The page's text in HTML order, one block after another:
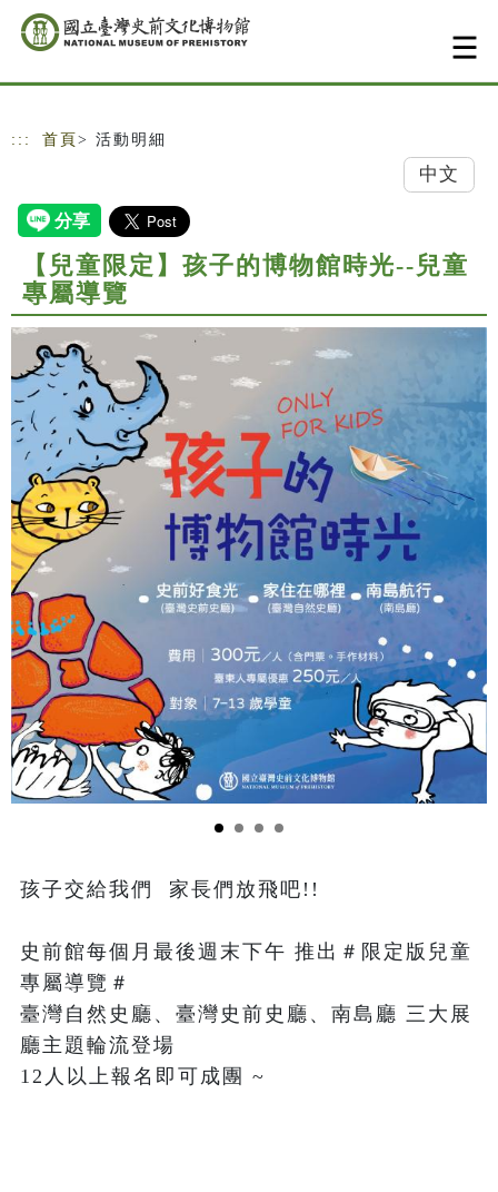
跳到主要內容
網站導覽
::: 首頁 > 活動明細
中文
【兒童限定】孩子的博物館時光--兒童
專屬導覽
孩子交給我們  家長們放飛吧!!
史前館每個月最後週末下午 推出＃限定版兒童
專屬導覽＃
臺灣自然史廳、臺灣史前史廳、南島廳 三大展
廳主題輪流登場
12人以上報名即可成團 ~